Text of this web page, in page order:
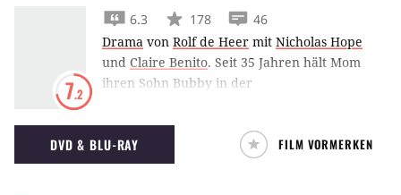
7.2
6.3 178
46
Drama von Rolf de Heer mit Nicholas Hope
und Claire Benito. Seit 35 Jahren hält Mom
ihren Sohn Bubby in der
unter Verschluss. Sie teilt Bad und Bett mit ihm
und ist der einzige Mensch, den er kennt.
Tagsüber allein gelassen und kaum fähig zu
DVD & BLU-RAY FILM VORMERKEN